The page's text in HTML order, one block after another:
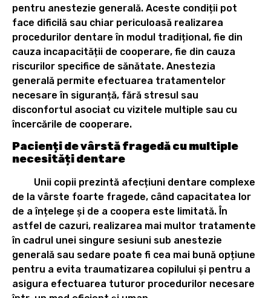
pentru anestezie generală. Aceste condiții pot
face dificilă sau chiar periculoasă realizarea
procedurilor dentare în modul tradițional, fie din
cauza incapacității de cooperare, fie din cauza
riscurilor specifice de sănătate. Anestezia
generală permite efectuarea tratamentelor
necesare în siguranță, fără stresul sau
disconfortul asociat cu vizitele multiple sau cu
încercările de cooperare.
Pacienți de vârstă fragedă cu multiple
necesități dentare
Unii copii prezintă afecțiuni dentare complexe
de la vârste foarte fragede, când capacitatea lor
de a înțelege și de a coopera este limitată. În
astfel de cazuri, realizarea mai multor tratamente
în cadrul unei singure sesiuni sub anestezie
generală sau sedare poate fi cea mai bună opțiune
pentru a evita traumatizarea copilului și pentru a
asigura efectuarea tuturor procedurilor necesare